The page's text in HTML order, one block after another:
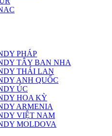
PHÁP
TÂY BAN NHA
THÁI LAN
ANH QUỐC
ÚC
HOA KỲ
ARMENIA
VIỆT NAM
MOLDOVA